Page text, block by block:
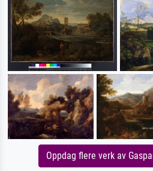
Oppdag flere verk av